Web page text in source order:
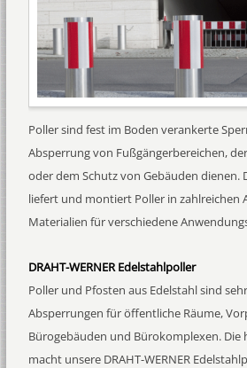
Poller sind fest im Boden verankerte
Absperrung von Fußgängerbereichen,
oder dem Schutz von Gebäuden dienen.
liefert und montiert Poller in zahlreichen
Materialien für verschiedene
DRAHT-WERNER Edelstahlpoller
Poller und Pfosten aus Edelstahl sind
Absperrungen für öffentliche Räume,
Bürogebäuden und Bürokomplexen. Die
macht unsere DRAHT-WERNER